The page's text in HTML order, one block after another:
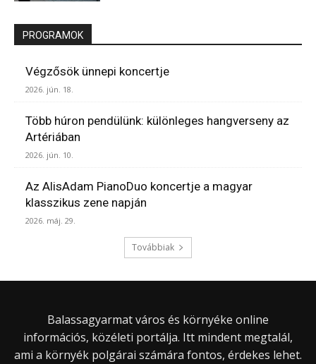
PROGRAMOK
Végzősök ünnepi koncertje
2026. jún. 18.
Több húron pendülünk: különleges hangverseny az
Artériában
2026. jún. 10.
Az AlisAdam PianoDuo koncertje a magyar
klasszikus zene napján
2026. máj. 29.
Továbbiak
Balassagyarmat város és környéke online
információs, közéleti portálja. Itt mindent megtalál,
ami a környék polgárai számára fontos, érdekes lehet.